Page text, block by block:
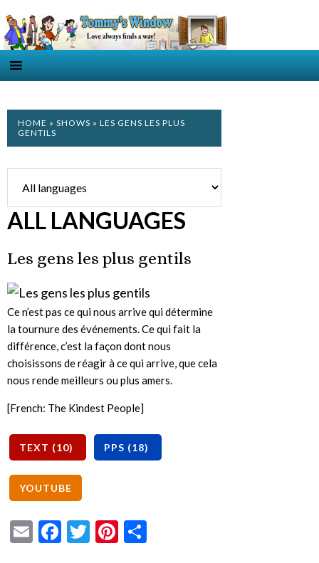
HOME » SHOWS » LES GENS LES PLUS
GENTILS
ALL LANGUAGES
Les gens les plus gentils
Ce n’est pas ce qui nous arrive qui détermine
la tournure des événements. Ce qui fait la
différence, c’est la façon dont nous
choisissons de réagir à ce qui arrive, que cela
nous rende meilleurs ou plus amers.
[French: The Kindest People]
EmailFacebook
TwitterPinterest